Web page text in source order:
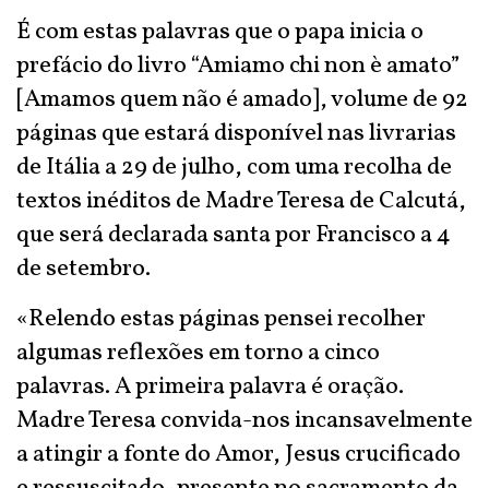
É com estas palavras que o papa inicia o
prefácio do livro “Amiamo chi non è amato”
[Amamos quem não é amado], volume de 92
páginas que estará disponível nas livrarias
de Itália a 29 de julho, com uma recolha de
textos inéditos de Madre Teresa de Calcutá,
que será declarada santa por Francisco a 4
de setembro.
«Relendo estas páginas pensei recolher
algumas reflexões em torno a cinco
palavras. A primeira palavra é oração.
Madre Teresa convida-nos incansavelmente
a atingir a fonte do Amor, Jesus crucificado